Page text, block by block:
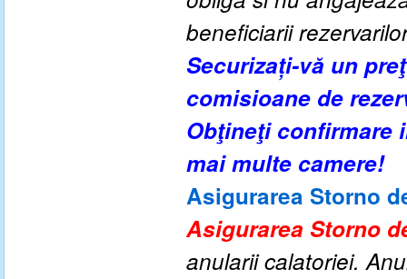
beneficiarii
Securizați-vă un
comisioane de
Obţineţi confirmare
mai multe camere!
Asigurarea Storno
Asigurarea Storno
anularii calatoriei.